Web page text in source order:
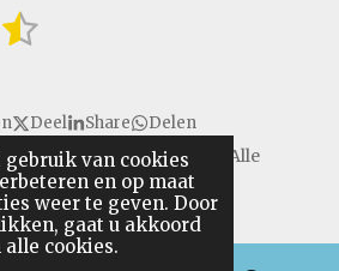
van cookies
en op maat
weer te geven. Door
gaat u akkoord
cookies.
5
t
e
r
r
e
S
e
Deel Share Delen
VanGulikSpecialTools. Alle